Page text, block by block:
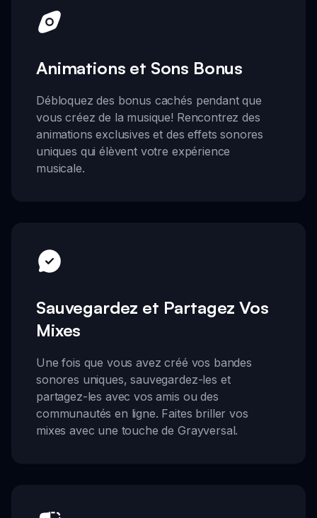
Animations et Sons Bonus
Débloquez des bonus cachés pendant que
vous créez de la musique! Rencontrez des
animations exclusives et des effets sonores
uniques qui élèvent votre expérience
musicale.
Sauvegardez et Partagez Vos
Mixes
Une fois que vous avez créé vos bandes
sonores uniques, sauvegardez-les et
partagez-les avec vos amis ou des
communautés en ligne. Faites briller vos
mixes avec une touche de Grayversal.